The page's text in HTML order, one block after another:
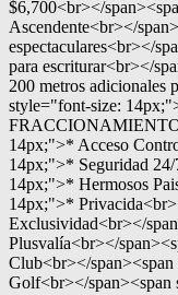
$6,700<br></
Ascendente<br></
espectaculares<br></
para escriturar<br></
200 metros adicionales
style="font-size:
14px;">* Acceso
14px;">* Seguridad
14px;">* Hermosos
14px;">*
Exclusividad<br></
Plusvalía<br></
Club<br></
Golf<br></